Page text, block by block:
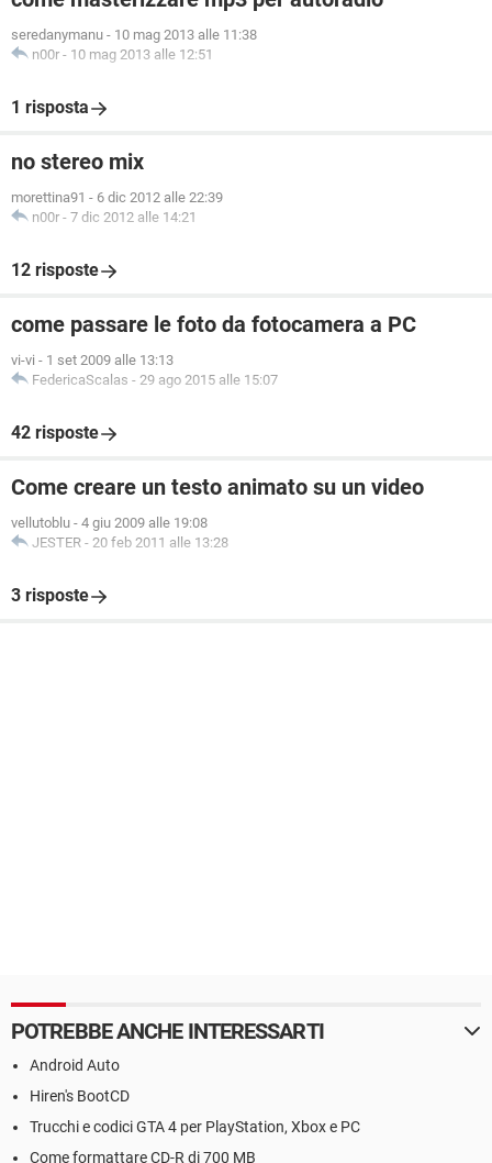
seredanymanu - 10 mag 2013 alle 11:38
n00r - 10 mag 2013 alle 12:51
1 risposta
no stereo mix
morettina91 - 6 dic 2012 alle 22:39
n00r - 7 dic 2012 alle 14:21
12 risposte
come passare le foto da fotocamera a PC
vi-vi - 1 set 2009 alle 13:13
FedericaScalas - 29 ago 2015 alle 15:07
42 risposte
Come creare un testo animato su un video
vellutoblu - 4 giu 2009 alle 19:08
JESTER - 20 feb 2011 alle 13:28
3 risposte
POTREBBE ANCHE INTERESSARTI
Android Auto
Hiren's BootCD
Trucchi e codici GTA 4 per PlayStation, Xbox e PC
Come formattare CD-R di 700 MB